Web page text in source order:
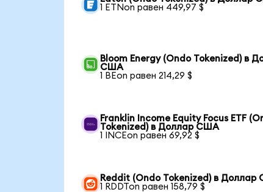
1 ETNon равен 449,97 $
Bloom Energy (Ondo Tokenized) в
США
1 BEon равен 214,29 $
Franklin Income Equity Focus ETF
Tokenized) в Доллар США
1 INCEon равен 69,92 $
Reddit (Ondo Tokenized) в
1 RDDTon равен 158,79 $